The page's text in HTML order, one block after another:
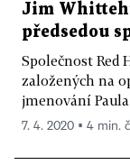
Jim
předsedou
Společnost Red
založených na
jmenování
7. 4. 2020 ▪ 4 min.